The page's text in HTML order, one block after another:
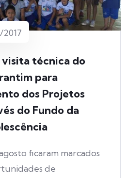
2017
visita técnica do
para
dos Projetos
do Fundo da
ficaram marcados
de